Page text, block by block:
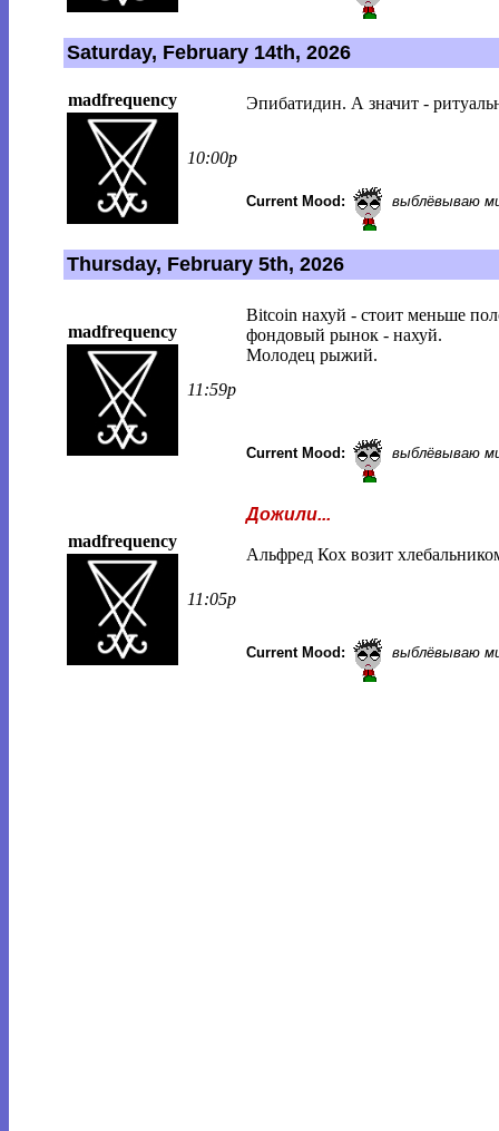
Saturday, February 14th, 2026
madfrequency
10:00p
Эпибатидин. А значит -
Current Mood: выблёвываю
Thursday, February 5th, 2026
madfrequency
11:59p
Bitcoin нахуй - стоит меньше
фондовый рынок - нахуй.
Молодец рыжий.
Current Mood: выблёвываю
madfrequency
11:05p
Дожили...
Альфред Кох возит
Current Mood: выблёвываю